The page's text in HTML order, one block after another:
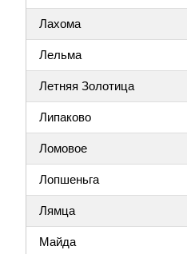
Лахома
Лельма
Летняя Золотица
Липаково
Ломовое
Лопшеньга
Лямца
Майда